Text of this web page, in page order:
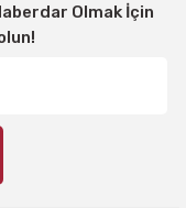
Olmak İçin